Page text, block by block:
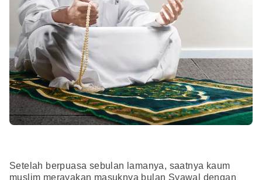
Setelah berpuasa sebulan lamanya, saatnya kaum
muslim merayakan masuknya bulan Syawal dengan